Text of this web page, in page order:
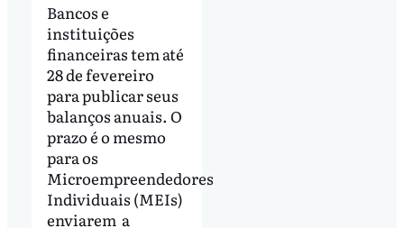
Bancos e
instituições
financeiras tem até
28 de fevereiro
para publicar seus
balanços anuais. O
prazo é o mesmo
para os
Microempreendedores
Individuais (MEIs)
enviarem a